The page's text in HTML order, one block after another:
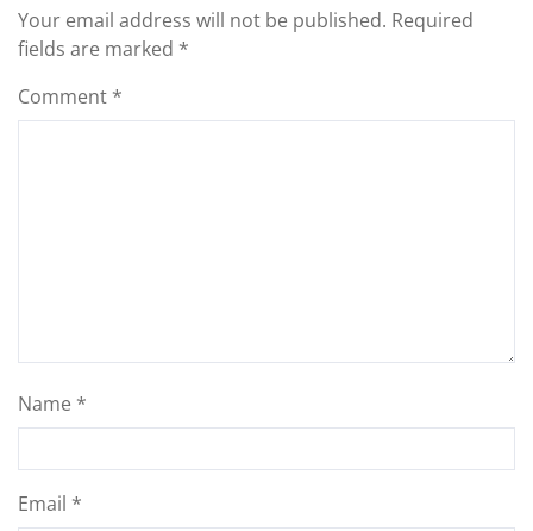
Your email address will not be published. Required
fields are marked *
Comment *
Name *
Email *